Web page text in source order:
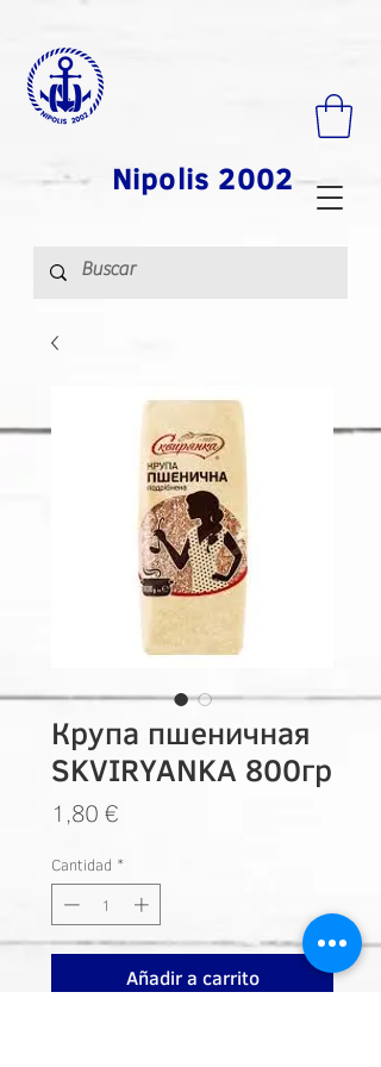
Nipolis 2002
Крупа пшеничная
SKVIRYANKA 800гр
1,80 €
Cantidad *
Añadir a carrito